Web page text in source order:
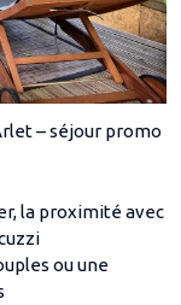
– séjour promo
la proximité avec
ou une